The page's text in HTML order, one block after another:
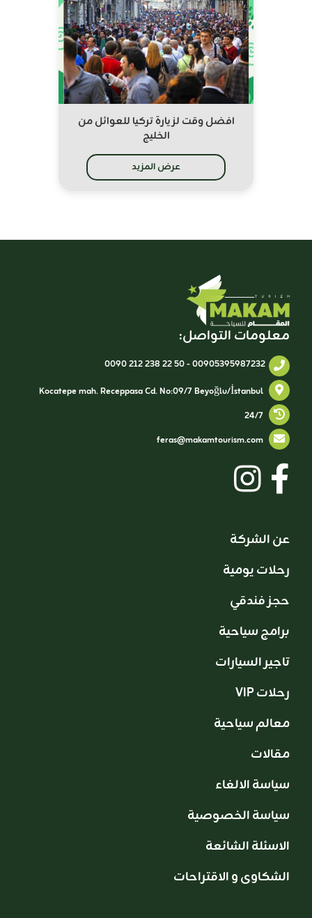
افضل وقت لزيارة تركيا للعوائل من
الخليج
عرض المزيد
معلومات التواصل:
0090 212 238 22 50-00905395987232
feras@makamtourism.com
عن الشركة
رحلات يومية
حجز فندقي
برامج سياحية
تاجير السيارات
VIP رحلات
معالم سياحية
مقالات
سياسة الالغاء
سياسة الخصوصية
الاسئلة الشائعة
الشكاوى و الاقتراحات